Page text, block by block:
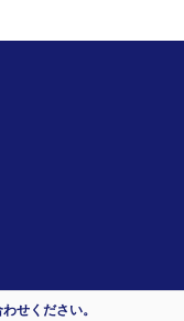
せください。